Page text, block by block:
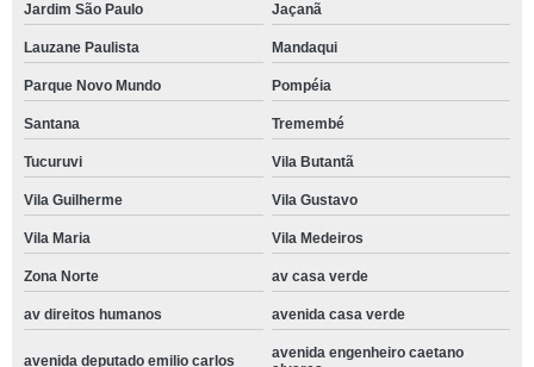
Jardim São Paulo Jaçanã
Lauzane Paulista Mandaqui
Parque Novo Mundo Pompéia
Santana Tremembé
Tucuruvi Vila Butantã
Vila Guilherme Vila Gustavo
Vila Maria Vila Medeiros
Zona Norte av casa verde
av direitos humanos avenida casa verde
avenida deputado emilio carlos
avenida engenheiro caetano